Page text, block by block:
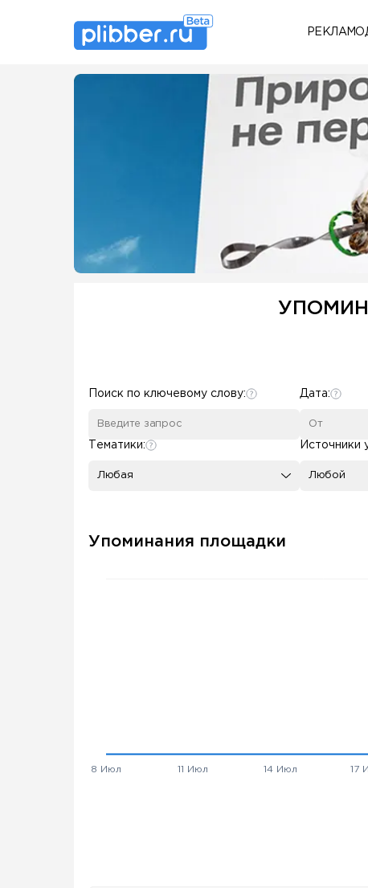
Some SEO Title
Some SEO Title
Тематики:
Любая
Поиск по ключевому слову: Дата:
Источники
Любой
Упоминания площадки